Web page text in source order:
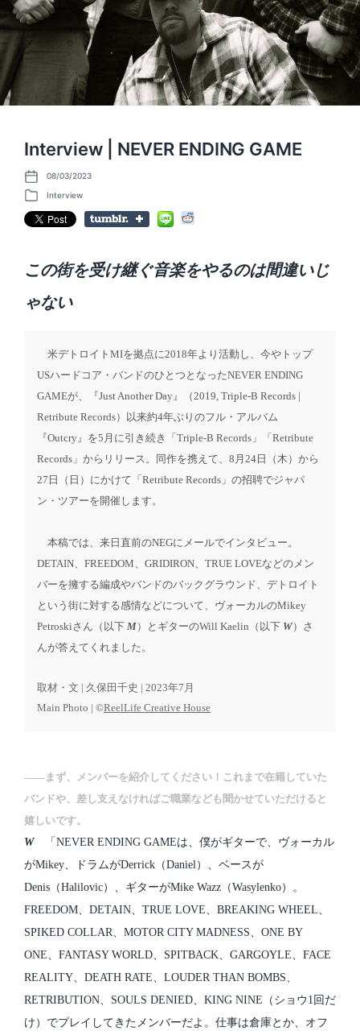
Interview | NEVER ENDING GAME
P
o
t
d
08/03/2023
P
o
s
Interview
この街を受け継ぐ音楽をやるのは間違いじ
ゃない
米デトロイトMIを拠点に2018年より活動し、今やトップ
USハードコア・バンドのひとつとなったNEVER ENDING
GAMEが、『Just Another Day』（2019, Triple-B Records |
Retribute Records）以来約4年ぶりのフル・アルバム
『Outcry』を5月に引き続き「Triple-B Records」「Retribute
Records」からリリース。同作を携えて、8月24日（木）から
27日（日）にかけて「Retribute Records」の招聘でジャパ
ン・ツアーを開催します。
本稿では、来日直前のNEGにメールでインタビュー。
DETAIN、FREEDOM、GRIDIRON、TRUE LOVEなどのメン
バーを擁する編成やバンドのバックグラウンド、デトロイト
という街に対する感情などについて、ヴォーカルのMikey
Petroskiさん（以下 M）とギターのWill Kaelin（以下 W）さ
んが答えてくれました。
取材・文 | 久保田千史 | 2023年7月
Main Photo | ©ReelLife Creative House
――まず、メンバーを紹介してください！これまで在籍していた
バンドや、差し支えなければご職業なども聞かせていただけると
嬉しいです。
W「NEVER ENDING GAMEは、僕がギターで、ヴォーカル
がMikey、ドラムがDerrick（Daniel）、ベースが
Denis（Halilovic）、ギターがMike Wazz（Wasylenko）。
FREEDOM、DETAIN、TRUE LOVE、BREAKING WHEEL、
SPIKED COLLAR、MOTOR CITY MADNESS、ONE BY
ONE、FANTASY WORLD、SPITBACK、GARGOYLE、FACE
REALITY、DEATH RATE、LOUDER THAN BOMBS、
RETRIBUTION、SOULS DENIED、KING NINE（ショウ1回だ
け）でプレイしてきたメンバーだよ。仕事は倉庫とか、オフ